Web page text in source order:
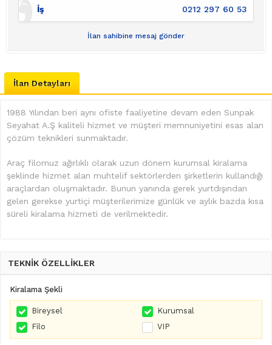
İş 0212 297 60 53
İlan sahibine mesaj gönder
İlan Detayları
1988 Yılından beri aynı ofiste faaliyetine devam eden Sunpak
Seyahat A.Ş kaliteli hizmet ve müşteri memnuniyetini esas alan
çözüm teknikleri sunmaktadır.
Araç filomuz ağırlıklı olarak uzun dönem kurumsal kiralama
şeklinde hizmet alan muhtelif sektörlerden şirketlerin kullandığı
araçlardan oluşmaktadır. Bunun yanında gerek yurtdışından
gelen gerekse yurtiçi müşterilerimize günlük ve aylık bazda kısa
süreli kiralama hizmeti de verilmektedir.
TEKNİK ÖZELLİKLER
Kiralama Şekli
Bireysel
Kurumsal
Filo
VIP